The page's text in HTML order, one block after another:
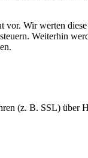
vor. Wir werten
Weiterhin
(z. B. SSL) über